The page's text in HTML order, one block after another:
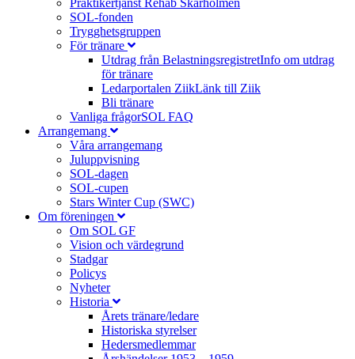
Praktikertjänst Rehab Skärholmen
SOL-fonden
Trygghetsgruppen
För tränare
Utdrag från BelastningsregistretInfo om utdrag
för tränare
Ledarportalen ZiikLänk till Ziik
Bli tränare
Vanliga frågorSOL FAQ
Arrangemang
Våra arrangemang
Juluppvisning
SOL-dagen
SOL-cupen
Stars Winter Cup (SWC)
Om föreningen
Om SOL GF
Vision och värdegrund
Stadgar
Policys
Nyheter
Historia
Årets tränare/ledare
Historiska styrelser
Hedersmedlemmar